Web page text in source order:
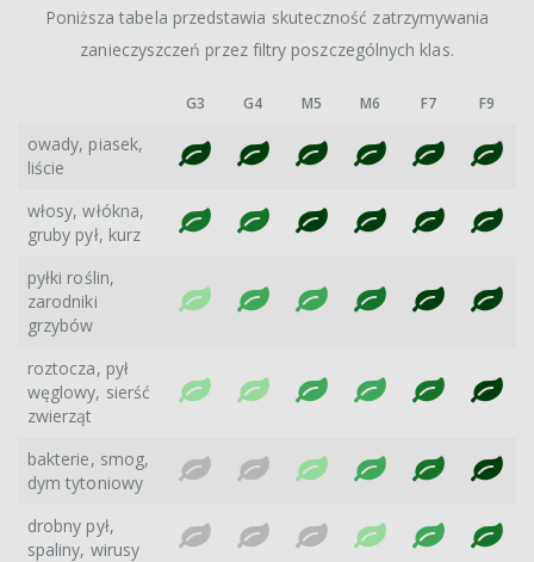
Poniższa tabela przedstawia skuteczność zatrzymywania
zanieczyszczeń przez filtry poszczególnych klas.
G3 G4 M5 M6 F7 F9
owady, piasek,
liście
włosy, włókna,
gruby pył, kurz
pyłki roślin,
zarodniki
grzybów
roztocza, pył
węglowy, sierść
zwierząt
bakterie, smog,
dym tytoniowy
drobny pył,
spaliny, wirusy